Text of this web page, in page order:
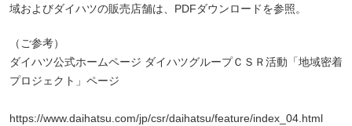
域およびダイハツの販売店舗は、PDFダウンロードを参照。
（ご参考）
ダイハツ公式ホームページ ダイハツグループＣＳＲ活動「地域密着
プロジェクト」ページ
https://www.daihatsu.com/jp/csr/daihatsu/feature/index_04.html